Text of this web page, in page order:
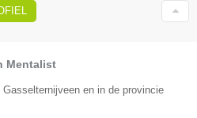
Mentalist
en in de provincie